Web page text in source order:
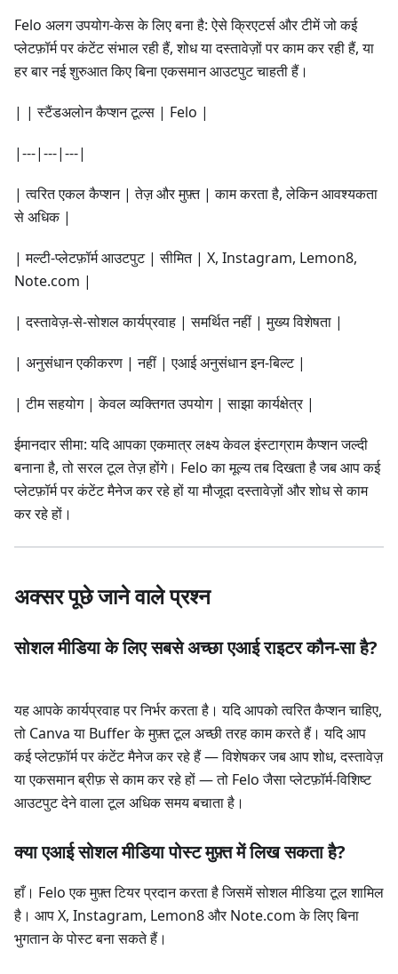
Felo अलग उपयोग-केस के लिए बना है: ऐसे क्रिएटर्स और टीमें जो कई
प्लेटफ़ॉर्म पर कंटेंट संभाल रही हैं, शोध या दस्तावेज़ों पर काम कर रही हैं, या
हर बार नई शुरुआत किए बिना एकसमान आउटपुट चाहती हैं।
| | स्टैंडअलोन कैप्शन टूल्स | Felo |
|---|---|---|
| त्वरित एकल कैप्शन | तेज़ और मुफ़्त | काम करता है, लेकिन आवश्यकता
से अधिक |
| मल्टी-प्लेटफ़ॉर्म आउटपुट | सीमित | X, Instagram, Lemon8,
Note.com |
| दस्तावेज़-से-सोशल कार्यप्रवाह | समर्थित नहीं | मुख्य विशेषता |
| अनुसंधान एकीकरण | नहीं | एआई अनुसंधान इन-बिल्ट |
| टीम सहयोग | केवल व्यक्तिगत उपयोग | साझा कार्यक्षेत्र |
ईमानदार सीमा: यदि आपका एकमात्र लक्ष्य केवल इंस्टाग्राम कैप्शन जल्दी
बनाना है, तो सरल टूल तेज़ होंगे। Felo का मूल्य तब दिखता है जब आप कई
प्लेटफ़ॉर्म पर कंटेंट मैनेज कर रहे हों या मौजूदा दस्तावेज़ों और शोध से काम
कर रहे हों।
अक्सर पूछे जाने वाले प्रश्न
सोशल मीडिया के लिए सबसे अच्छा एआई राइटर कौन-सा है?
यह आपके कार्यप्रवाह पर निर्भर करता है। यदि आपको त्वरित कैप्शन चाहिए,
तो Canva या Buffer के मुफ़्त टूल अच्छी तरह काम करते हैं। यदि आप
कई प्लेटफ़ॉर्म पर कंटेंट मैनेज कर रहे हैं — विशेषकर जब आप शोध, दस्तावेज़
या एकसमान ब्रीफ़ से काम कर रहे हों — तो Felo जैसा प्लेटफ़ॉर्म-विशिष्ट
आउटपुट देने वाला टूल अधिक समय बचाता है।
क्या एआई सोशल मीडिया पोस्ट मुफ़्त में लिख सकता है?
हाँ। Felo एक मुफ़्त टियर प्रदान करता है जिसमें सोशल मीडिया टूल शामिल
है। आप X, Instagram, Lemon8 और Note.com के लिए बिना
भुगतान के पोस्ट बना सकते हैं।